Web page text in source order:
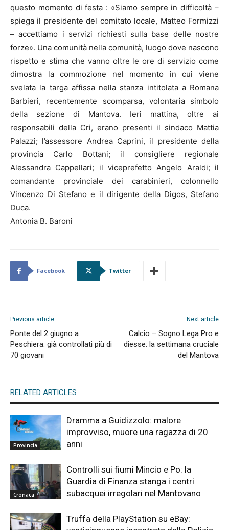
questo momento di festa : «Siamo sempre in difficoltà –
spiega il presidente del comitato locale, Matteo Formizzi
– accettiamo i servizi richiesti sulla base delle nostre
forze». Una comunità nella comunità, luogo dove nascono
rispetto e stima che vanno oltre le ore di servizio come
dimostra la commozione nel momento in cui viene
svelata la targa affissa nella stanza intitolata a Romana
Barbieri, recentemente scomparsa, volontaria simbolo
della sezione di Mantova. Ieri mattina, oltre ai
responsabili della Cri, erano presenti il sindaco Mattia
Palazzi; l’assessore Andrea Caprini, il presidente della
provincia Carlo Bottani; il consigliere regionale
Alessandra Cappellari; il viceprefetto Angelo Araldi; il
comandante provinciale dei carabinieri, colonnello
Vincenzo Di Stefano e il dirigente della Digos, Stefano
Duca.
Antonia B. Baroni
Facebook Twitter
Previous article
Ponte del 2 giugno a
Peschiera: già controllati più di
70 giovani
Next article
Calcio – Sogno Lega Pro e
diesse: la settimana cruciale
del Mantova
RELATED ARTICLES
Provincia
Dramma a Guidizzolo: malore
improvviso, muore una ragazza di 20
anni
Cronaca
Controlli sui fiumi Mincio e Po: la
Guardia di Finanza stanga i centri
subacquei irregolari nel Mantovano
Truffa della PlayStation su eBay: